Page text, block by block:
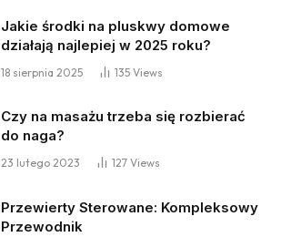
Jakie środki na pluskwy domowe
działają najlepiej w 2025 roku?
18 sierpnia 2025 135 Views
Czy na masażu trzeba się rozbierać
do naga?
23 lutego 2023 127 Views
Przewierty Sterowane: Kompleksowy
Przewodnik